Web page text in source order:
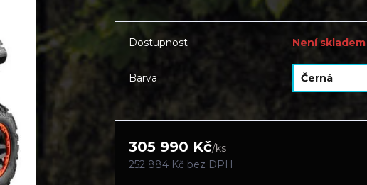
Dostupnost Není skladem
Barva
305 990 Kč/ks
252 884 Kč bez DPH